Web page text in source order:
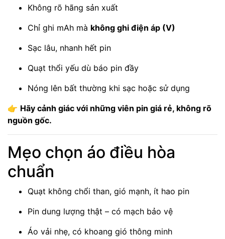
Không rõ hãng sản xuất
Chỉ ghi mAh mà không ghi điện áp (V)
Sạc lâu, nhanh hết pin
Quạt thổi yếu dù báo pin đầy
Nóng lên bất thường khi sạc hoặc sử dụng
👉 Hãy cảnh giác với những viên pin giá rẻ, không rõ
nguồn gốc.
Mẹo chọn áo điều hòa
chuẩn
Quạt không chổi than, gió mạnh, ít hao pin
Pin dung lượng thật – có mạch bảo vệ
Áo vải nhẹ, có khoang gió thông minh